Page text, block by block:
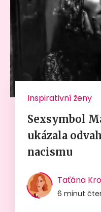
Inspirativní ženy
Sexsymbol
ukázala
nacismu
Taťána
6 minut